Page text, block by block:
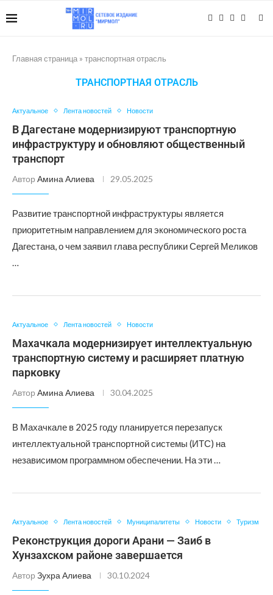
Главная страница » транспортная отрасль
ТРАНСПОРТНАЯ ОТРАСЛЬ
Актуальное Лента новостей Новости
В Дагестане модернизируют транспортную
инфраструктуру и обновляют общественный
транспорт
Автор Амина Алиева 29.05.2025
Развитие транспортной инфраструктуры является
приоритетным направлением для экономического роста
Дагестана, о чем заявил глава республики Сергей Меликов
…
Актуальное Лента новостей Новости
Махачкала модернизирует интеллектуальную
транспортную систему и расширяет платную
парковку
Автор Амина Алиева 30.04.2025
В Махачкале в 2025 году планируется перезапуск
интеллектуальной транспортной системы (ИТС) на
независимом программном обеспечении. На эти …
Актуальное Лента новостей Муниципалитеты Новости Туризм
Реконструкция дороги Арани — Заиб в
Хунзахском районе завершается
Автор Зухра Алиева 30.10.2024